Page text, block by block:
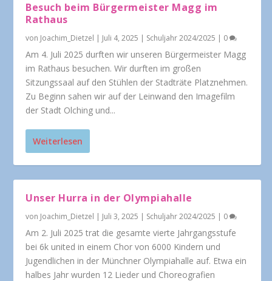
Besuch beim Bürgermeister Magg im
Rathaus
von Joachim_Dietzel | Juli 4, 2025 | Schuljahr 2024/2025 | 0
Am 4. Juli 2025 durften wir unseren Bürgermeister Magg
im Rathaus besuchen. Wir durften im großen
Sitzungssaal auf den Stühlen der Stadträte Platznehmen.
Zu Beginn sahen wir auf der Leinwand den Imagefilm
der Stadt Olching und...
Weiterlesen
Unser Hurra in der Olympiahalle
von Joachim_Dietzel | Juli 3, 2025 | Schuljahr 2024/2025 | 0
Am 2. Juli 2025 trat die gesamte vierte Jahrgangsstufe
bei 6k united in einem Chor von 6000 Kindern und
Jugendlichen in der Münchner Olympiahalle auf. Etwa ein
halbes Jahr wurden 12 Lieder und Choreografien